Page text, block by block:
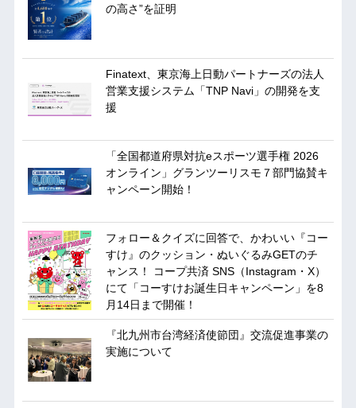
の高さ”を証明
Finatext、東京海上日動パートナーズの法人
営業支援システム「TNP Navi」の開発を支
援
「全国都道府県対抗eスポーツ選手権 2026
オンライン」グランツーリスモ７部門協賛キ
ャンペーン開始！
フォロー＆クイズに回答で、かわいい『コー
すけ』のクッション・ぬいぐるみGETのチ
ャンス！ コープ共済 SNS（Instagram・X）
にて「コーすけお誕生日キャンペーン」を8
月14日まで開催！
『北九州市台湾経済使節団』交流促進事業の
実施について